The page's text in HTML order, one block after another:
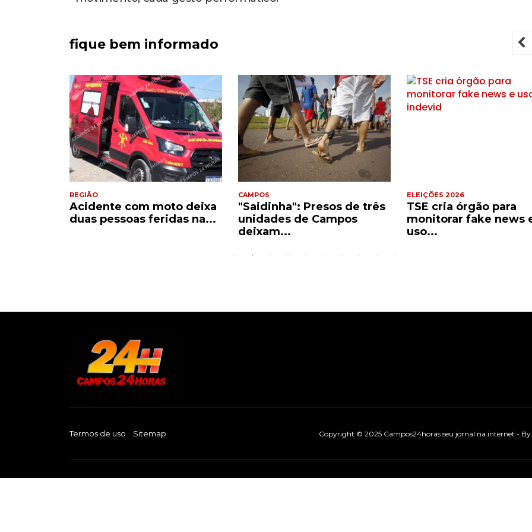
fique bem informado
REGIÃO
Acidente com moto deixa
duas pessoas feridas na...
CAMPOS
"Saidinha": Presos de três
unidades de Campos
deixam...
ELEIÇÕES 2026
TSE cria órgão para
monitorar fake news
uso...
Termos de uso Sitemap Copyright © 2025 Campos24horas seu jornal na internet - By